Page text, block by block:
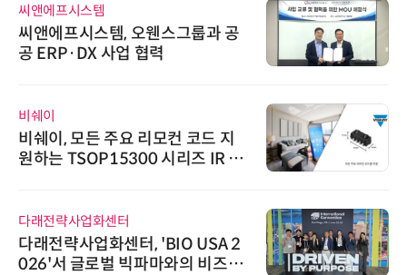
씨앤에프시스템
씨앤에프시스템, 오웬스그룹과 공
공 ERP·DX 사업 협력
비쉐이
비쉐이, 모든 주요 리모컨 코드 지
원하는 TSOP15300 시리즈 IR 수
다래전략사업화센터
다래전략사업화센터, 'BIO USA 2
026'서 글로벌 빅파마와의 비즈니